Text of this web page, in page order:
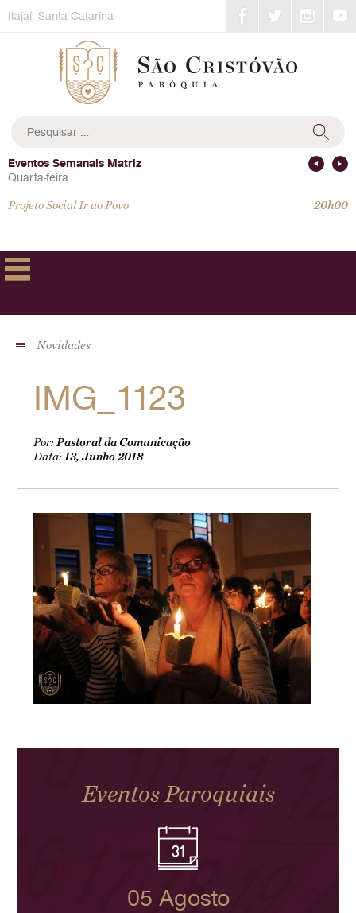
toItajaí, Santa Catarina
por:
Eventos Semanais Matriz
Quarta-feira
Projeto Social Ir ao Povo 20h00
Novidades
IMG_1123
Por:Pastoral da Comunicação
Data:13, Junho 2018
Eventos Paroquiais
05 Agosto